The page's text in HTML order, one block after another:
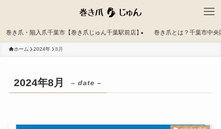
巻き爪・陥入爪千葉市【巻き爪じゅん千葉駅前店】 巻き爪とは？千葉市中
ホーム 2024年 8月
2024年8月 – date –